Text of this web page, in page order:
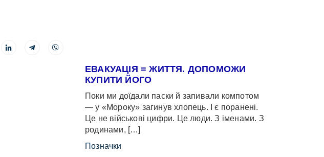
ЕВАКУАЦІЯ = ЖИТТЯ. ДОПОМОЖИ
КУПИТИ ЙОГО
Поки ми доїдали паски й запивали компотом
— у «Мороку» загинув хлопець. І є поранені.
Це не військові цифри. Це люди. З іменами. З
родинами, […]
Позначки